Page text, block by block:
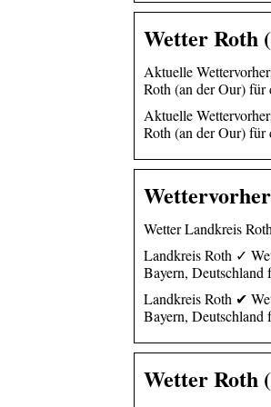
Wetter Roth
Aktuelle
Roth (an der Our)
Aktuelle
Roth (an der Our) für
Wetter Landkreis
Landkreis Roth ✓
Bayern, Deutschland
Landkreis Roth ✔
Bayern,
Wetter Roth